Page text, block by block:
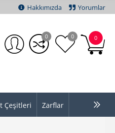
Hakkımızda Yorumlar
0
0 0
Çeşitleri Zarflar